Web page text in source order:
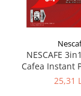
NESCAFE
Cafea Instant
25,31